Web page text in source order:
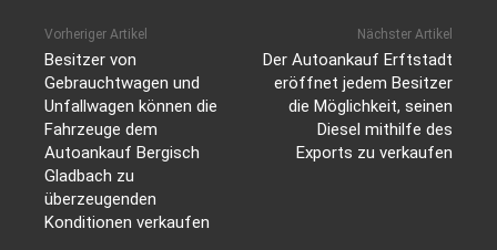
Vorheriger Artikel
Besitzer von
Gebrauchtwagen und
Unfallwagen können die
Fahrzeuge dem
Autoankauf Bergisch
Gladbach zu
überzeugenden
Konditionen verkaufen
Nächster Artikel
Der Autoankauf Erftstadt
eröffnet jedem Besitzer
die Möglichkeit, seinen
Diesel mithilfe des
Exports zu verkaufen